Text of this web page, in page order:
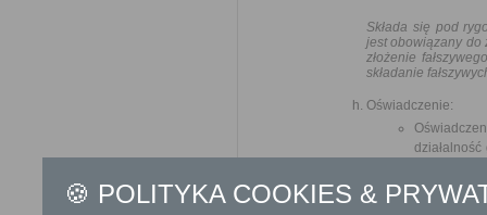
Składa się pod
jest obowiązany do
złożenie
składanie
Oświadczenie:
odpadów
odpadów
🍪 POLITYKA COOKIES &